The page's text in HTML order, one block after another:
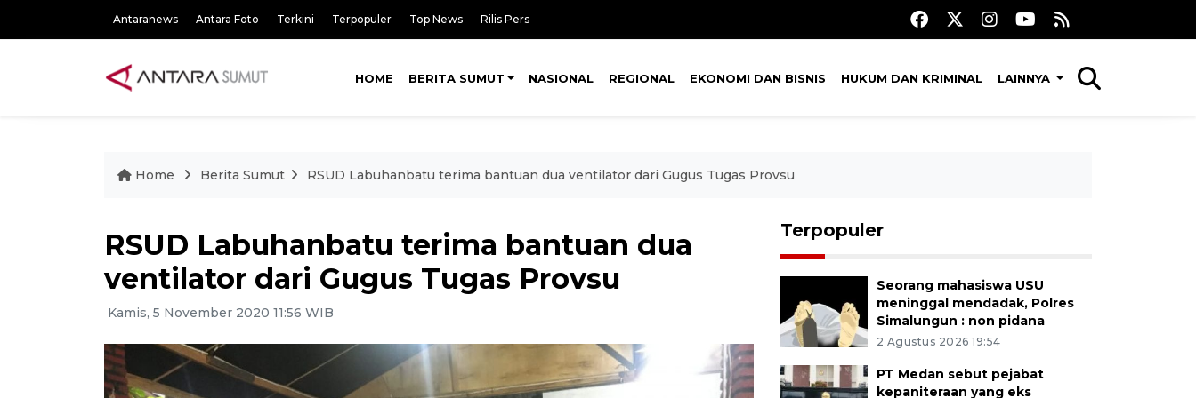
Antaranews Antara Foto Terkini Terpopuler Top News Rilis Pers
HOME BERITA SUMUT NASIONAL REGIONAL EKONOMI DAN BISNIS HUKUM DAN KRIMINAL LAINNYA
Home Berita Sumut RSUD Labuhanbatu terima bantuan dua ventilator dari Gugus Tugas Provsu
RSUD Labuhanbatu terima bantuan dua
ventilator dari Gugus Tugas Provsu
Kamis, 5 November 2020 11:56 WIB
Terpopuler
Seorang mahasiswa USU
meninggal mendadak, Polres
Simalungun : non pidana
2 Agustus 2026 19:54
PT Medan sebut pejabat
kepaniteraan yang eks